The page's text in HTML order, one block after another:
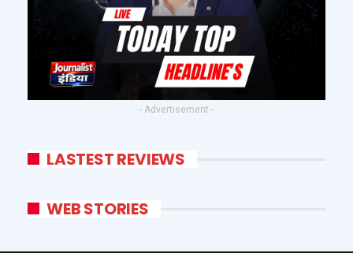
- Advertisement -
LASTEST REVIEWS
WEB STORIES